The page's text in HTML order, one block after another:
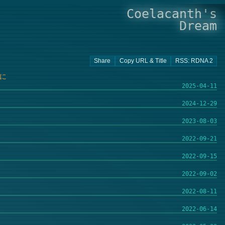
Coelacanth's
Dream
2025-04-11
2024-12-29
2023-08-03
2022-09-21
2022-09-15
2022-09-02
2022-08-11
2022-06-14